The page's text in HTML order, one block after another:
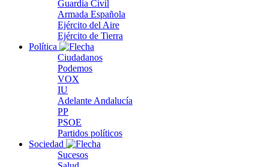
Guardia Civil
Armada Española
Ejército del Aire
Ejército de Tierra
Política
Ciudadanos
Podemos
VOX
IU
Adelante Andalucía
PP
PSOE
Partidos políticos
Sociedad
Sucesos